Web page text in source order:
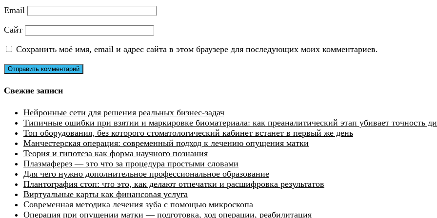
Email
Сайт
Сохранить моё имя, email и адрес сайта в этом браузере для последующих моих комментариев.
Свежие записи
Нейронные сети для решения реальных бизнес-задач
Типичные ошибки при взятии и маркировке биоматериала: как преаналитический этап убивает точность
Топ оборудования, без которого стоматологический кабинет встанет в первый же день
Манчестерская операция: современный подход к лечению опущения матки
Теория и гипотеза как форма научного познания
Плазмаферез — это что за процедура простыми словами
Для чего нужно дополнительное профессиональное образование
Плантография стоп: что это, как делают отпечатки и расшифровка результатов
Виртуальные карты как финансовая услуга
Современная методика лечения зуба с помощью микроскопа
Операция при опущении матки — подготовка, ход операции, реабилитация